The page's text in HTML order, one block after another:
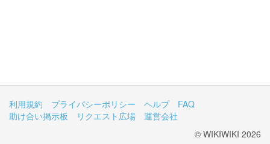
利用規約 プライバシーポリシー ヘルプ
FAQ
助け合い掲示板
リクエスト広場
運営会社
© WIKIWIKI 2026